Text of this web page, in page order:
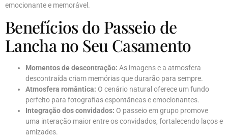
emocionante e memorável.
Benefícios do Passeio de
Lancha no Seu Casamento
Momentos de descontração: As imagens e a atmosfera
descontraída criam memórias que durarão para sempre.
Atmosfera romântica: O cenário natural oferece um fundo
perfeito para fotografias espontâneas e emocionantes.
Integração dos convidados: O passeio em grupo promove
uma interação maior entre os convidados, fortalecendo laços e
amizades.